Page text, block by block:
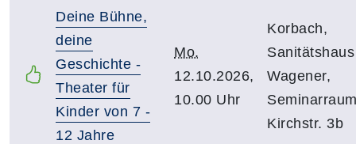
Deine Bühne,
deine
Geschichte -
Theater für
Kinder von 7 -
12 Jahre
Mo.
12.10.2026,
10.00 Uhr
Korbach,
Sanitätshaus
Wagener,
Kirchstr. 3b